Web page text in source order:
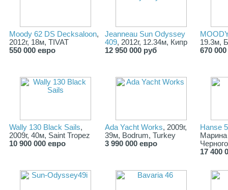
Moody 62 DS Decksaloon,
2012г, 18м, TIVAT
550 000 евро
Jeanneau Sun Odyssey
409, 2012г, 12.34м, Кипр
12 950 000 руб
19.3м,
670
Wally 130 Black Sails,
2009г, 40м, Saint Tropez
10 900 000 евро
Ada Yacht Works, 2009г,
39м, Bodrum, Turkey
3 990 000 евро
Hanse
17 400